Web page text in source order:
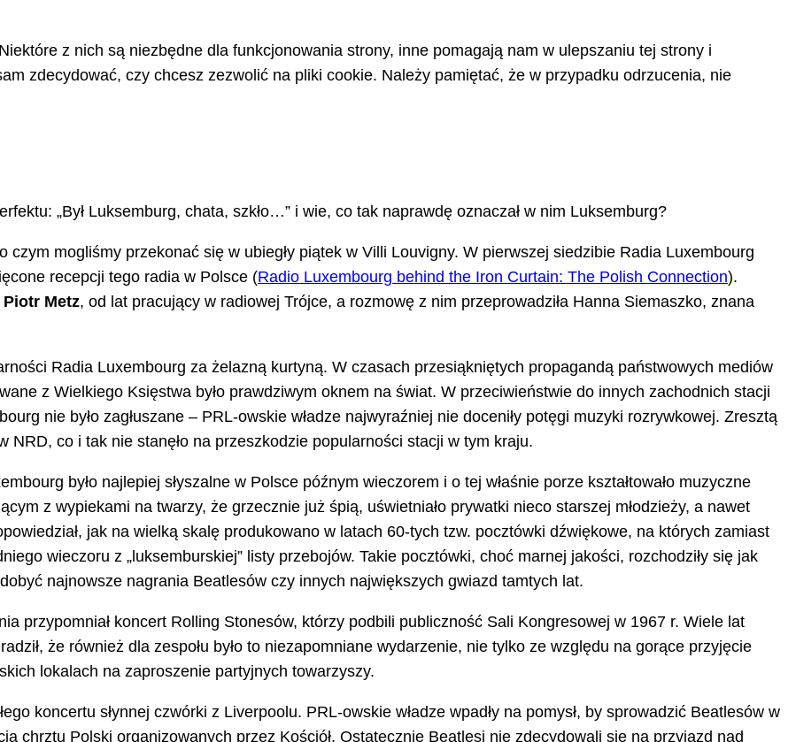
„Był Luksemburg, chata, szkło…” i wie, co tak naprawdę oznaczał w nim Luksemburg?
mogliśmy przekonać się w ubiegły piątek w Villi Louvigny. W pierwszej siedzibie Radia Luxembourg
recepcji tego radia w Polsce (Radio Luxembourg behind the Iron Curtain: The Polish Connection).
Piotr Metz, od lat pracujący w radiowej Trójce, a rozmowę z nim przeprowadziła Hanna Siemaszko, znana
Radia Luxembourg za żelazną kurtyną. W czasach przesiąkniętych propagandą państwowych mediów
z Wielkiego Księstwa było prawdziwym oknem na świat. W przeciwieństwie do innych zachodnich stacji
nie było zagłuszane – PRL-owskie władze najwyraźniej nie doceniły potęgi muzyki rozrywkowej. Zresztą
NRD, co i tak nie stanęło na przeszkodzie popularności stacji w tym kraju.
było najlepiej słyszalne w Polsce późnym wieczorem i o tej właśnie porze kształtowało muzyczne
z wypiekami na twarzy, że grzecznie już śpią, uświetniało prywatki nieco starszej młodzieży, a nawet
jak na wielką skalę produkowano w latach 60-tych tzw. pocztówki dźwiękowe, na których zamiast
wieczoru z „luksemburskiej” listy przebojów. Takie pocztówki, choć marnej jakości, rozchodziły się jak
najnowsze nagrania Beatlesów czy innych największych gwiazd tamtych lat.
przypomniał koncert Rolling Stonesów, którzy podbili publiczność Sali Kongresowej w 1967 r. Wiele lat
że również dla zespołu było to niezapomniane wydarzenie, nie tylko ze względu na gorące przyjęcie
lokalach na zaproszenie partyjnych towarzyszy.
koncertu słynnej czwórki z Liverpoolu. PRL-owskie władze wpadły na pomysł, by sprowadzić Beatlesów w
chrztu Polski organizowanych przez Kościół. Ostatecznie Beatlesi nie zdecydowali się na przyjazd nad
z nich są niezbędne dla funkcjonowania strony, inne pomagają nam w ulepszaniu tej strony i
zdecydować, czy chcesz zezwolić na pliki cookie. Należy pamiętać, że w przypadku odrzucenia, nie